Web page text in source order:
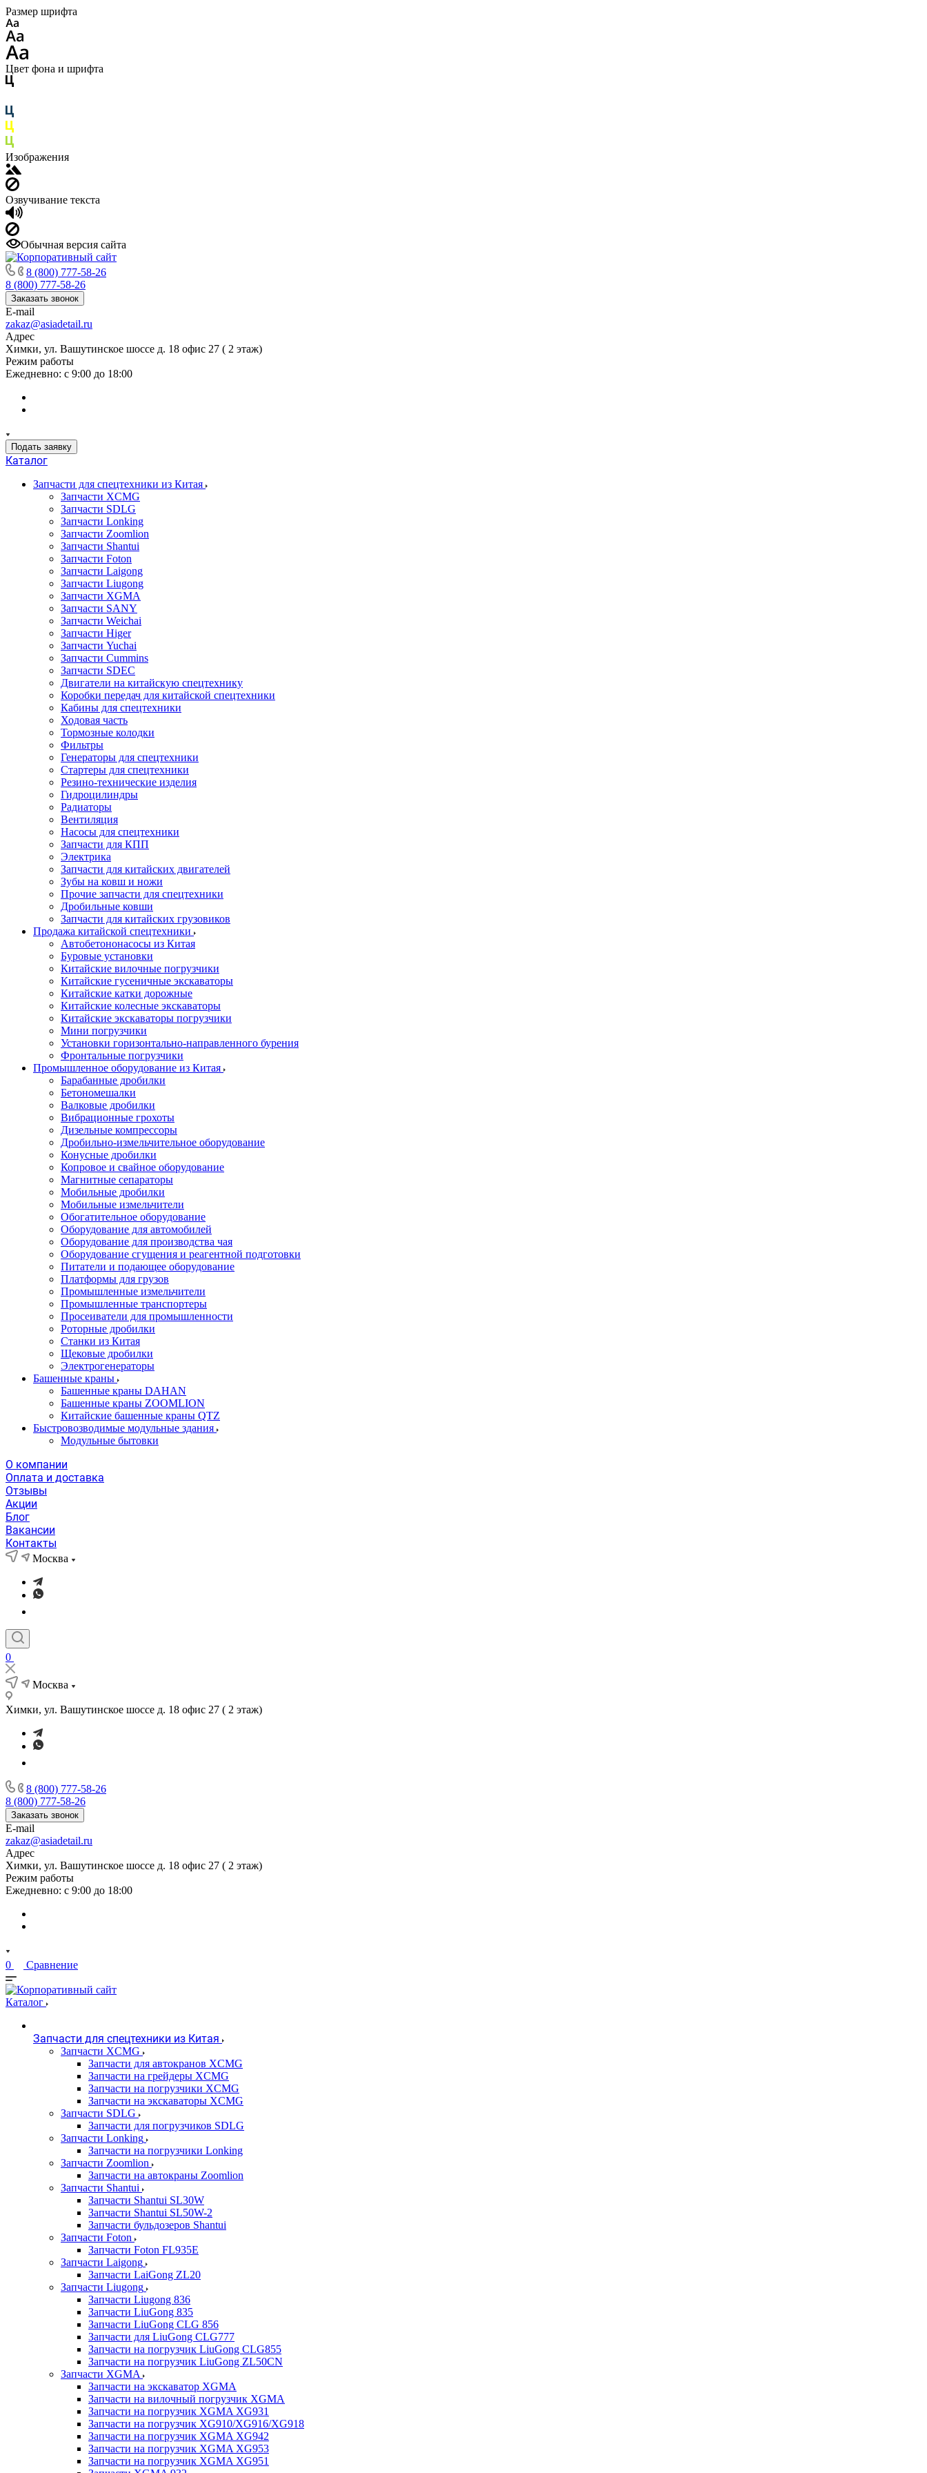
Размер шрифта
Цвет фона и шрифта
Изображения
Озвучивание текста
Обычная версия сайта
8 (800) 777-58-26
8 (800) 777-58-26
Заказать звонок
E-mail
zakaz@asiadetail.ru
Адрес
Химки, ул. Вашутинское шоссе д. 18 офис 27 ( 2 этаж)
Режим работы
Ежедневно: с 9:00 до 18:00
Подать заявку
Каталог
Запчасти для спецтехники из Китая
Запчасти XCMG
Запчасти SDLG
Запчасти Lonking
Запчасти Zoomlion
Запчасти Shantui
Запчасти Foton
Запчасти Laigong
Запчасти Liugong
Запчасти XGMA
Запчасти SANY
Запчасти Weichai
Запчасти Higer
Запчасти Yuchai
Запчасти Cummins
Запчасти SDEC
Двигатели на китайскую спецтехнику
Коробки передач для китайской спецтехники
Кабины для спецтехники
Ходовая часть
Тормозные колодки
Фильтры
Генераторы для спецтехники
Стартеры для спецтехники
Резино-технические изделия
Гидроцилиндры
Радиаторы
Вентиляция
Насосы для спецтехники
Запчасти для КПП
Электрика
Запчасти для китайских двигателей
Зубы на ковш и ножи
Прочие запчасти для спецтехники
Дробильные ковши
Запчасти для китайских грузовиков
Продажа китайской спецтехники
Автобетононасосы из Китая
Буровые установки
Китайские вилочные погрузчики
Китайские гусеничные экскаваторы
Китайские катки дорожные
Китайские колесные экскаваторы
Китайские экскаваторы погрузчики
Мини погрузчики
Установки горизонтально-направленного бурения
Фронтальные погрузчики
Промышленное оборудование из Китая
Барабанные дробилки
Бетономешалки
Валковые дробилки
Вибрационные грохоты
Дизельные компрессоры
Дробильно-измельчительное оборудование
Конусные дробилки
Копровое и свайное оборудование
Магнитные сепараторы
Мобильные дробилки
Мобильные измельчители
Обогатительное оборудование
Оборудование для автомобилей
Оборудование для производства чая
Оборудование сгущения и реагентной подготовки
Питатели и подающее оборудование
Платформы для грузов
Промышленные измельчители
Промышленные транспортеры
Просеиватели для промышленности
Роторные дробилки
Станки из Китая
Щековые дробилки
Электрогенераторы
Башенные краны
Башенные краны DAHAN
Башенные краны ZOOMLION
Китайские башенные краны QTZ
Быстровозводимые модульные здания
Модульные бытовки
О компании
Оплата и доставка
Отзывы
Акции
Блог
Вакансии
Контакты
Москва
0
Москва
Химки, ул. Вашутинское шоссе д. 18 офис 27 ( 2 этаж)
8 (800) 777-58-26
8 (800) 777-58-26
Заказать звонок
E-mail
zakaz@asiadetail.ru
Адрес
Химки, ул. Вашутинское шоссе д. 18 офис 27 ( 2 этаж)
Режим работы
Ежедневно: с 9:00 до 18:00
0 Сравнение
Каталог
Запчасти для спецтехники из Китая
Запчасти XCMG
Запчасти для автокранов XCMG
Запчасти на грейдеры XCMG
Запчасти на погрузчики XCMG
Запчасти на экскаваторы XCMG
Запчасти SDLG
Запчасти для погрузчиков SDLG
Запчасти Lonking
Запчасти на погрузчики Lonking
Запчасти Zoomlion
Запчасти на автокраны Zoomlion
Запчасти Shantui
Запчасти Shantui SL30W
Запчасти Shantui SL50W-2
Запчасти бульдозеров Shantui
Запчасти Foton
Запчасти Foton FL935E
Запчасти Laigong
Запчасти LaiGong ZL20
Запчасти Liugong
Запчасти Liugong 836
Запчасти LiuGong 835
Запчасти LiuGong CLG 856
Запчасти для LiuGong CLG777
Запчасти на погрузчик LiuGong CLG855
Запчасти на погрузчик LiuGong ZL50CN
Запчасти XGMA
Запчасти на экскаватор XGMA
Запчасти на вилочный погрузчик XGMA
Запчасти на погрузчик XGMA XG931
Запчасти на погрузчик XG910/XG916/XG918
Запчасти на погрузчик XGMA XG942
Запчасти на погрузчик XGMA XG953
Запчасти на погрузчик XGMA XG951